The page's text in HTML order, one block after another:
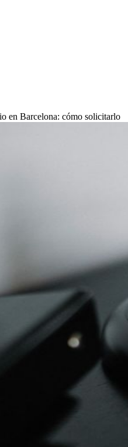
en Barcelona: cómo solicitarlo